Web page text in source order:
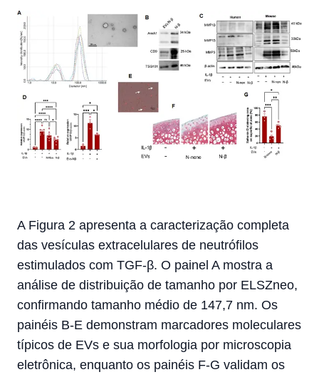
A Figura 2 apresenta a caracterização completa
das vesículas extracelulares de neutrófilos
estimulados com TGF-β. O painel A mostra a
análise de distribuição de tamanho por ELSZneo,
confirmando tamanho médio de 147,7 nm. Os
painéis B-E demonstram marcadores moleculares
típicos de EVs e sua morfologia por microscopia
eletrônica, enquanto os painéis F-G validam os